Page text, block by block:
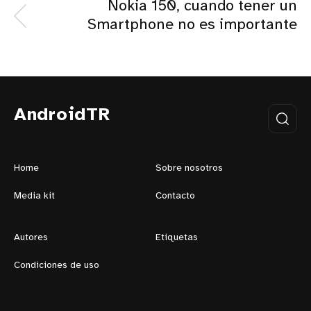
Nokia 150, cuando tener un
Smartphone no es importante
AndroidTR
Home Sobre nosotros
Media kit Contacto
Autores Etiquetas
Condiciones de uso